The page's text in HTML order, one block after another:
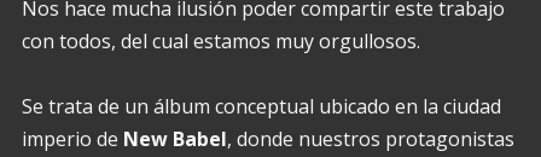
Nos hace mucha ilusión poder compartir este trabajo
con todos, del cual estamos muy orgullosos.
Se trata de un álbum conceptual ubicado en la ciudad
imperio de New Babel, donde nuestros protagonistas